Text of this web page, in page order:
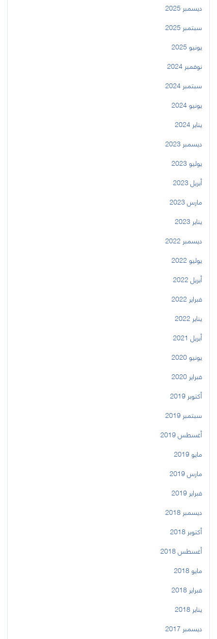
ديسمبر 2025
سبتمبر 2025
يونيو 2025
نوفمبر 2024
سبتمبر 2024
يونيو 2024
يناير 2024
ديسمبر 2023
يوليو 2023
أبريل 2023
مارس 2023
يناير 2023
ديسمبر 2022
يوليو 2022
أبريل 2022
فبراير 2022
يناير 2022
أبريل 2021
يونيو 2020
فبراير 2020
أكتوبر 2019
سبتمبر 2019
أغسطس 2019
مايو 2019
مارس 2019
فبراير 2019
ديسمبر 2018
أكتوبر 2018
أغسطس 2018
مايو 2018
فبراير 2018
يناير 2018
ديسمبر 2017